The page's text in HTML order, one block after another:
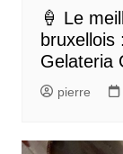
🍦 Le
Gelateria
pierre